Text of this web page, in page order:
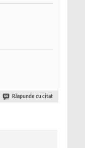
Răspunde cu citat